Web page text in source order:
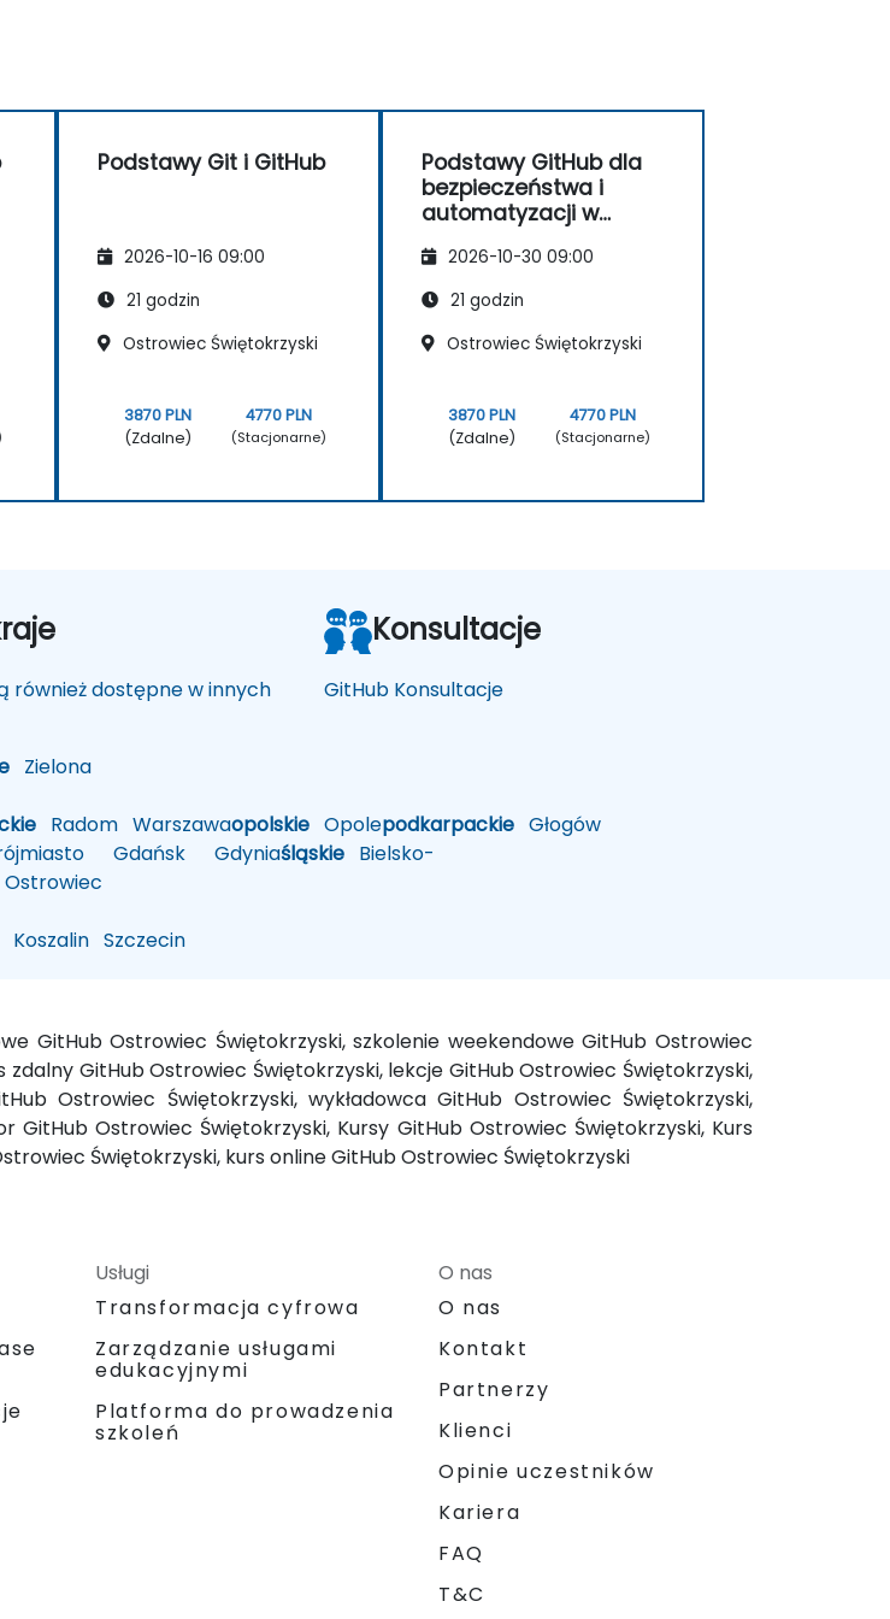
Podstawy Git i GitHub
2026-10-16 09:00
21 godzin
Ostrowiec Świętokrzyski
3870 PLN
(Zdalne)
4770 PLN
(Stacjonarne)
Podstawy GitHub dla
bezpieczeństwa i
automatyzacji w
2026-10-30 09:00
21 godzin
Ostrowiec Świętokrzyski
3870 PLN
(Zdalne)
4770 PLN
(Stacjonarne)
Zielona
Radom Warszawaopolskie Opolepodkarpackie Głogów
Gdańsk Gdyniaśląskie Bielsko-
Ostrowiec
Koszalin Szczecin
również dostępne w innych
Konsultacje
GitHub Konsultacje
GitHub Ostrowiec Świętokrzyski, szkolenie weekendowe GitHub Ostrowiec
GitHub Ostrowiec Świętokrzyski, lekcje GitHub Ostrowiec Świętokrzyski,
Ostrowiec Świętokrzyski, wykładowca GitHub Ostrowiec Świętokrzyski,
Ostrowiec Świętokrzyski, Kursy GitHub Ostrowiec Świętokrzyski, Kurs
Świętokrzyski, kurs online GitHub Ostrowiec Świętokrzyski
Usługi
Transformacja cyfrowa
Zarządzanie usługami
edukacyjnymi
Platforma do prowadzenia
szkoleń
O nas
O nas
Kontakt
Partnerzy
Klienci
Opinie uczestników
Kariera
FAQ
T&C